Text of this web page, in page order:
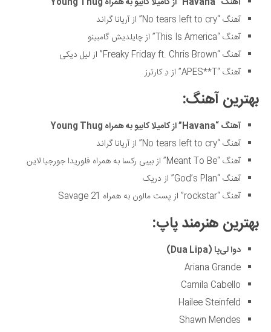
دانستنی‌ها
بازی
طنز
فال
مسابقه
آهنگ “No tears left to cry” از آریانا گراند
آهنگ “This Is America” از چایلدیش گامبینو
آهنگ “Freaky Friday ft. Chris Brown” از لیل دیکی
آهنگ “APES**T” از دِ کارترز
بهترین آهنگ:
آهنگ “Havana” از کامیلا کابیو به همراه Young Thug
آهنگ “No tears left to cry” از آریانا گراند
آهنگ “Meant To Be” از بیبی رکسا به همراه فلوریدا جورجیا لاین
آهنگ “God’s Plan” از دریک
آهنگ “rockstar” از پست مالون به همراه 21 Savage
بهترین هنرمند پاپ:
دوا لی‌پا (Dua Lipa
)
Ariana Grande
Camila Cabello
Hailee Steinfeld
Shawn Mendes